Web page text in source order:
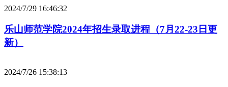
2024/7/29 16:46:32
乐山师范学院2024年招生录取进程（7月22-23日更
新）
2024/7/26 15:38:13